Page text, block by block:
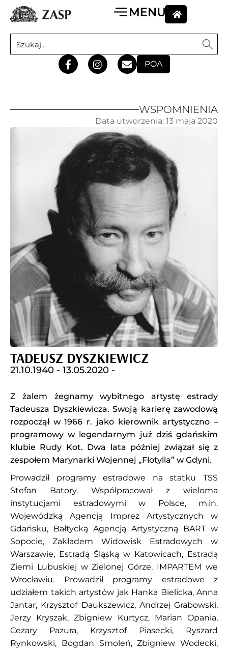
POA
WSPOMNIENIA
TADEUSZ DYSZKIEWICZ
21.10.1940 - 13.05.2020 -
Z żalem żegnamy wybitnego artystę estrady
Tadeusza Dyszkiewicza. Swoją karierę zawodową
rozpoczął w 1966 r. jako kierownik artystyczno –
programowy w legendarnym już dziś gdańskim
klubie Rudy Kot. Dwa lata później związał się z
zespołem Marynarki Wojennej „Flotylla” w Gdyni.
Prowadził programy estradowe na statku TSS
Stefan Batory. Współpracował z wieloma
instytucjami estradowymi w Polsce, m.in.
Wojewódzką Agencją Imprez Artystycznych w
Gdańsku, Bałtycką Agencją Artystyczną BART w
Sopocie, Zakładem Widowisk Estradowych w
Warszawie, Estradą Śląską w Katowicach, Estradą
Ziemi Lubuskiej w Zielonej Górze, IMPARTEM we
Wrocławiu. Prowadził programy estradowe z
udziałem takich artystów jak Hanka Bielicka, Anna
Jantar, Krzysztof Daukszewicz, Andrzej Grabowski,
Jerzy Kryszak, Zbigniew Kurtycz, Marian Opania,
Cezary Pazura, Krzysztof Piasecki, Ryszard
Rynkowski, Bogdan Smoleń, Zbigniew Wodecki,
Data utworzenia: 13 maja 2020